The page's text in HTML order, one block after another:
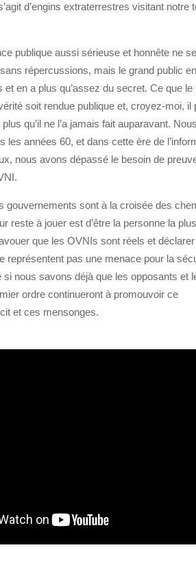
d’engins extraterrestres visitant notre
publique aussi sérieuse et honnête ne
répercussions, mais le grand public
et en a plus qu’assez du secret. Ce que le
soit rendue publique et, croyez-moi, il
qu’il ne l’a jamais fait auparavant.
les années 60, et dans cette ère de
nous avons dépassé le besoin de
gouvernements sont à la croisée des
reste à jouer est d’être la personne la plus
que les OVNIs sont réels et
représentent pas une menace pour la
nous savons déjà que les opposants et
ordre continueront à promouvoir ce
et ces mensonges.